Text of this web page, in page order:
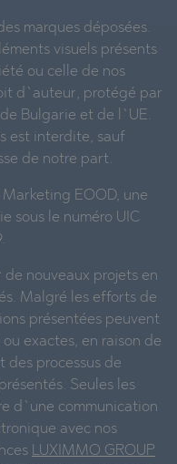
marques déposées.
visuels présents
ou celle de nos
d`auteur, protégé par
Bulgarie et de l`UE.
est interdite, sauf
de notre part.
EOOD, une
sous le numéro UIC
nouveaux projets en
Malgré les efforts de
présentées peuvent
exactes, en raison de
des processus de
Seules les
d`une communication
avec nos
LUXIMMO GROUP